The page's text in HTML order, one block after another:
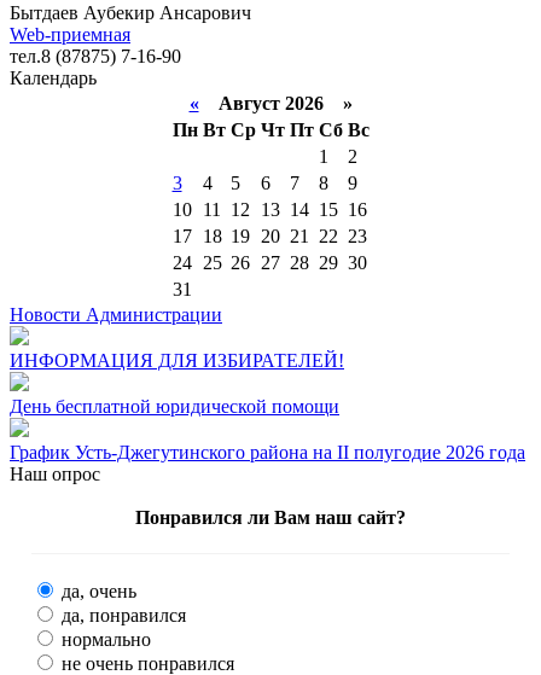
Бытдаев Аубекир Ансарович
Web-приемная
тел.8 (87875) 7-16-90
Календарь
«Август 2026 »
Пн Вт Ср Чт Пт Сб Вс
1
2
3
4 5 6 7 8
9
10
11 12 13 14 15 16
17
18 19 20 21 22 23
24
25 26 27 28 29 30
31
Новости Администрации
ИНФОРМАЦИЯ ДЛЯ ИЗБИРАТЕЛЕЙ!
День бесплатной юридической помощи
График Усть-Джегутинского района на II полугодие 2026 года
Наш опрос
Понравился ли Вам наш сайт?
да, очень
да, понравился
нормально
не очень понравился